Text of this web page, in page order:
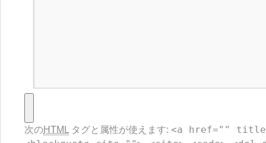
次のHTML タグと属性が使えます: <a href=""